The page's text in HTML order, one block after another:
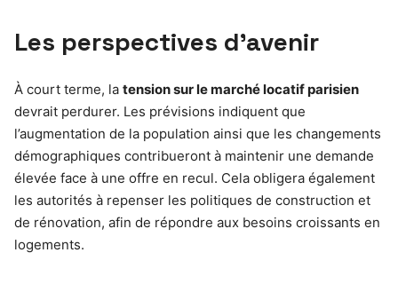
Les perspectives d’avenir
À court terme, la tension sur le marché locatif parisien
devrait perdurer. Les prévisions indiquent que
l’augmentation de la population ainsi que les changements
démographiques contribueront à maintenir une demande
élevée face à une offre en recul. Cela obligera également
les autorités à repenser les politiques de construction et
de rénovation, afin de répondre aux besoins croissants en
logements.